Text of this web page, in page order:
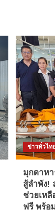
“
เ
ม
ร
ส่ง
ข่าวทั่วไท
มุกดาห
สู้ลำพัง!
ช่วยเห
ฟรี พร้อ